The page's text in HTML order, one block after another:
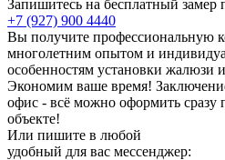
Запишитесь на бесплатный замер
+7 (927) 900 4440
Вы получите профессиональную
многолетним опытом и
особенностям установки жалюзи
Экономим ваше время!
офис - всё можно оформить сразу
объекте!
Или пишите в любой
удобный для вас мессенджер: